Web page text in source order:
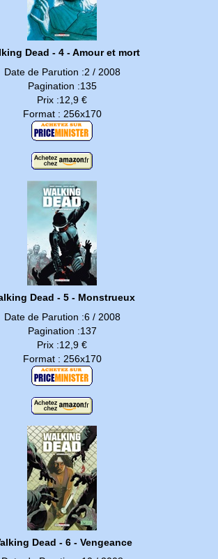
Dead - 4 - Amour et mort
Date de Parution :2 / 2008
Pagination :135
Prix :12,9 €
Format : 256x170
Dead - 5 - Monstrueux
Date de Parution :6 / 2008
Pagination :137
Prix :12,9 €
Format : 256x170
Dead - 6 - Vengeance